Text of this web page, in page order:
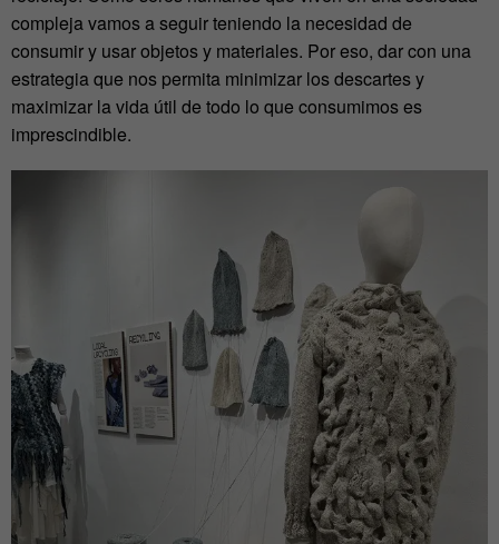
compleja vamos a seguir teniendo la necesidad de
consumir y usar objetos y materiales. Por eso, dar con una
estrategia que nos permita minimizar los descartes y
maximizar la vida útil de todo lo que consumimos es
imprescindible.